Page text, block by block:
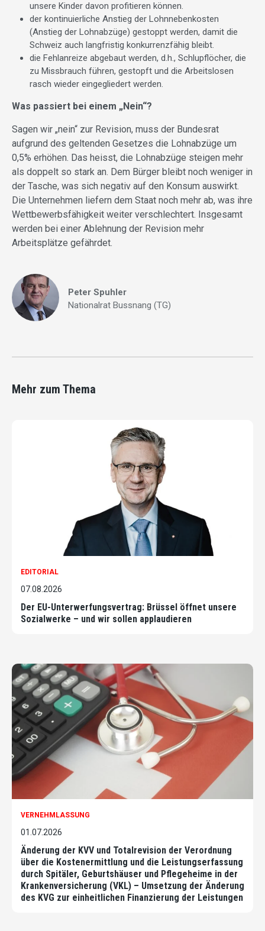
unsere Kinder davon profitieren können.
der kontinuierliche Anstieg der Lohnnebenkosten
(Anstieg der Lohnabzüge) gestoppt werden, damit die
Schweiz auch langfristig konkurrenzfähig bleibt.
die Fehlanreize abgebaut werden, d.h., Schlupflöcher, die
zu Missbrauch führen, gestopft und die Arbeitslosen
rasch wieder eingegliedert werden.
Was passiert bei einem „Nein“?
Sagen wir „nein“ zur Revision, muss der Bundesrat
aufgrund des geltenden Gesetzes die Lohnabzüge um
0,5% erhöhen. Das heisst, die Lohnabzüge steigen mehr
als doppelt so stark an. Dem Bürger bleibt noch weniger in
der Tasche, was sich negativ auf den Konsum auswirkt.
Die Unternehmen liefern dem Staat noch mehr ab, was ihre
Wettbewerbsfähigkeit weiter verschlechtert. Insgesamt
werden bei einer Ablehnung der Revision mehr
Arbeitsplätze gefährdet.
Peter Spuhler
Nationalrat Bussnang (TG)
Mehr zum Thema
EDITORIAL
07.08.2026
Der EU-Unterwerfungsvertrag: Brüssel öffnet unsere
Sozialwerke – und wir sollen applaudieren
VERNEHMLASSUNG
01.07.2026
Änderung der KVV und Totalrevision der Verordnung
über die Kostenermittlung und die Leistungserfassung
durch Spitäler, Geburtshäuser und Pflegeheime in der
Krankenversicherung (VKL) – Umsetzung der Änderung
des KVG zur einheitlichen Finanzierung der Leistungen